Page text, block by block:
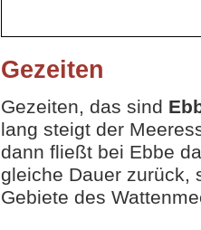
Gezeiten
Gezeiten, das sind
lang steigt der
dann fließt bei Ebbe
gleiche Dauer zurück,
Gebiete des